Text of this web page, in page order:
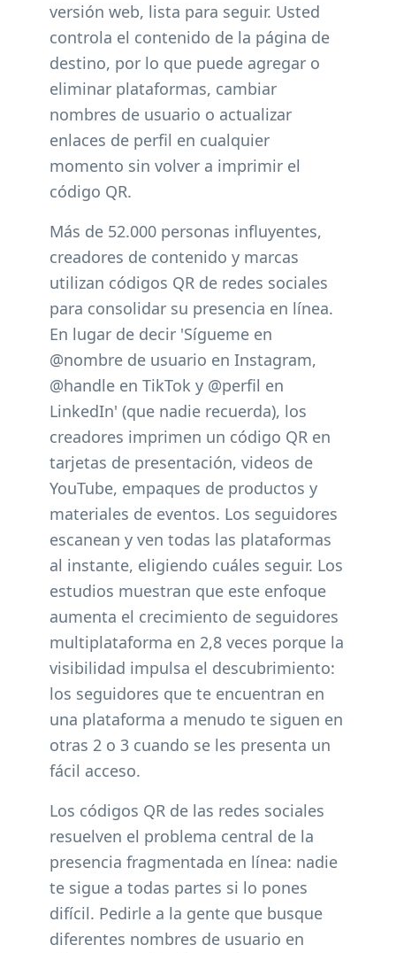
versión web, lista para seguir. Usted
controla el contenido de la página de
destino, por lo que puede agregar o
eliminar plataformas, cambiar
nombres de usuario o actualizar
enlaces de perfil en cualquier
momento sin volver a imprimir el
código QR.
Más de 52.000 personas influyentes,
creadores de contenido y marcas
utilizan códigos QR de redes sociales
para consolidar su presencia en línea.
En lugar de decir 'Sígueme en
@nombre de usuario en Instagram,
@handle en TikTok y @perfil en
LinkedIn' (que nadie recuerda), los
creadores imprimen un código QR en
tarjetas de presentación, videos de
YouTube, empaques de productos y
materiales de eventos. Los seguidores
escanean y ven todas las plataformas
al instante, eligiendo cuáles seguir. Los
estudios muestran que este enfoque
aumenta el crecimiento de seguidores
multiplataforma en 2,8 veces porque la
visibilidad impulsa el descubrimiento:
los seguidores que te encuentran en
una plataforma a menudo te siguen en
otras 2 o 3 cuando se les presenta un
fácil acceso.
Los códigos QR de las redes sociales
resuelven el problema central de la
presencia fragmentada en línea: nadie
te sigue a todas partes si lo pones
difícil. Pedirle a la gente que busque
diferentes nombres de usuario en